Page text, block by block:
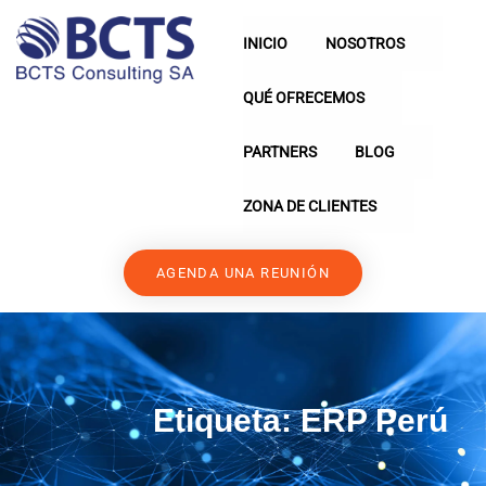
INICIO NOSOTROS
QUÉ OFRECEMOS
PARTNERS BLOG
ZONA DE CLIENTES
AGENDA UNA REUNIÓN
Etiqueta:ERP Perú